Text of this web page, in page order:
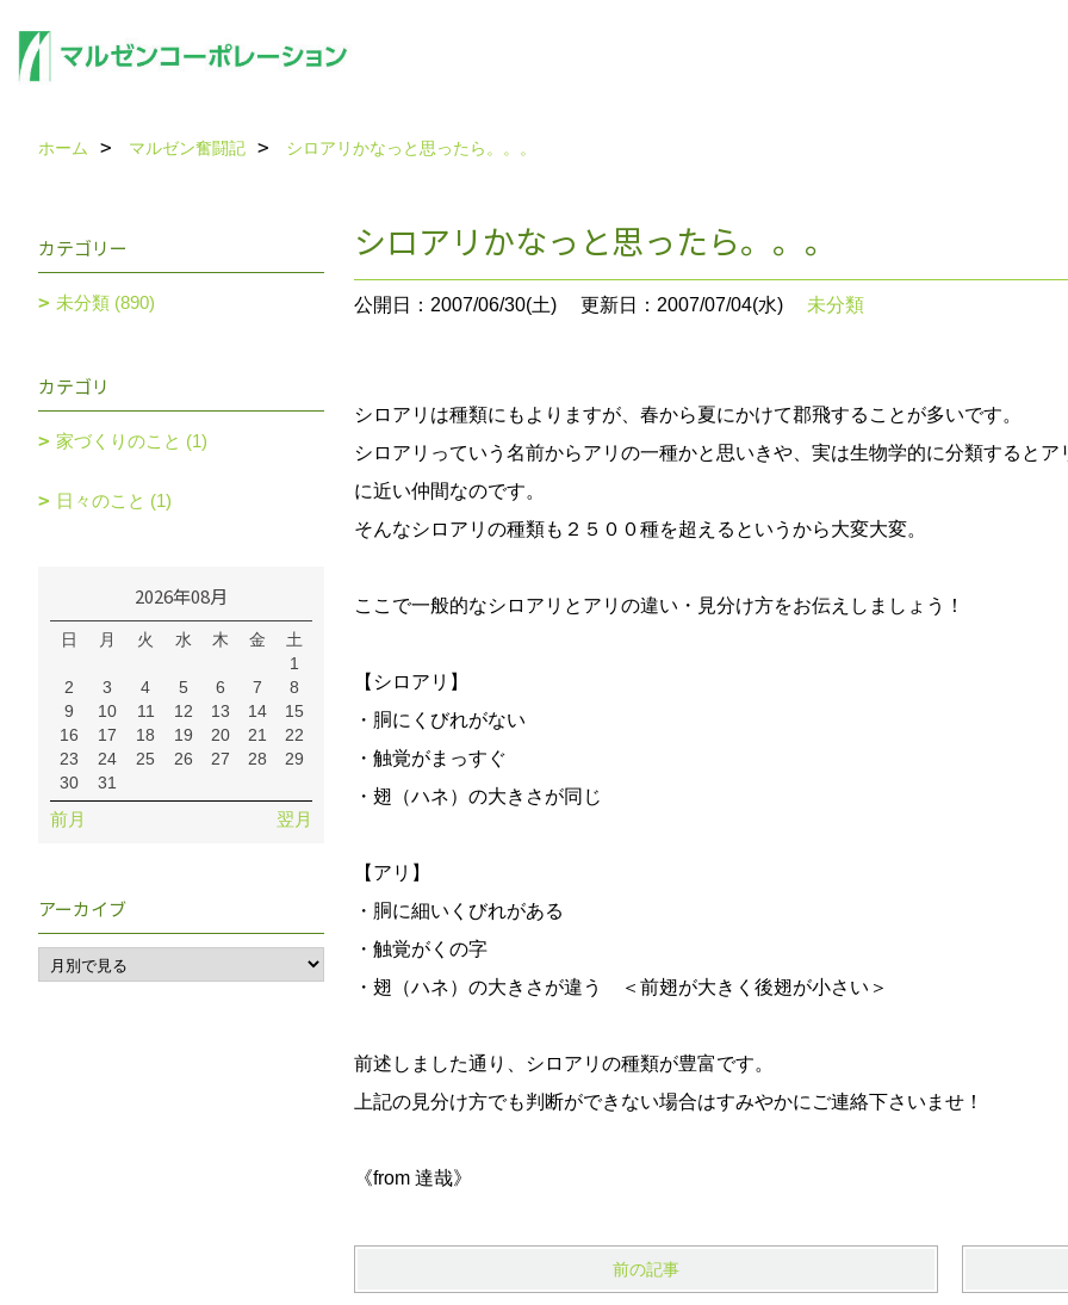
ホーム マルゼン奮闘記 シロアリかなっと思ったら。。。
シロアリかなっと思ったら。。。
公開日：2007/06/30(土) 更新日：2007/07/04(水) 未分類
シロアリは種類にもよりますが、春から夏にかけて郡飛することが多いです。
シロアリっていう名前からアリの一種かと思いきや、実は生物学的に分類すると
に近い仲間なのです。
そんなシロアリの種類も２５００種を超えるというから大変大変。
ここで一般的なシロアリとアリの違い・見分け方をお伝えしましょう！
【シロアリ】
・胴にくびれがない
・触覚がまっすぐ
・翅（ハネ）の大きさが同じ
【アリ】
・胴に細いくびれがある
・触覚がくの字
・翅（ハネ）の大きさが違う ＜前翅が大きく後翅が小さい＞
前述しました通り、シロアリの種類が豊富です。
上記の見分け方でも判断ができない場合はすみやかにご連絡下さいませ！
《from 達哉》
前の記事
カテゴリー
未分類 (890)
カテゴリ
家づくりのこと (1)
日々のこと (1)
2026年08月
日 月 火 水 木 金
土
1
2
3 4 5 6 7
8
9
10 11 12 13 14
15
16
17 18 19 20 21
22
23
24 25 26 27 28
29
30
31
前月 翌月
アーカイブ